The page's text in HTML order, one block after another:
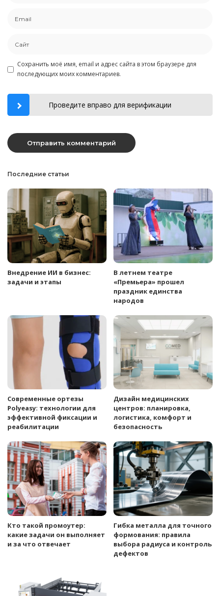
Сохранить моё имя, email и адрес сайта в этом браузере для
последующих моих комментариев.
Проведите вправо для верификации
Последние статьи
Внедрение ИИ в бизнес:
задачи и этапы
В летнем театре
«Премьера» прошел
праздник единства
народов
Современные ортезы
Polyeasy: технологии для
эффективной фиксации и
реабилитации
Дизайн медицинских
центров: планировка,
логистика, комфорт и
безопасность
Кто такой промоутер:
какие задачи он выполняет
и за что отвечает
Гибка металла для точного
формования: правила
выбора радиуса и контроль
дефектов